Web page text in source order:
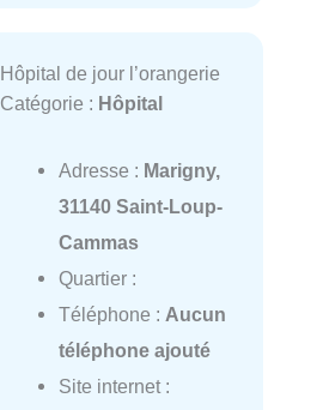
Hôpital de jour l’orangerie
Catégorie : Hôpital
Adresse : Marigny,
31140 Saint-Loup-
Cammas
Quartier :
Téléphone : Aucun
téléphone ajouté
Site internet :